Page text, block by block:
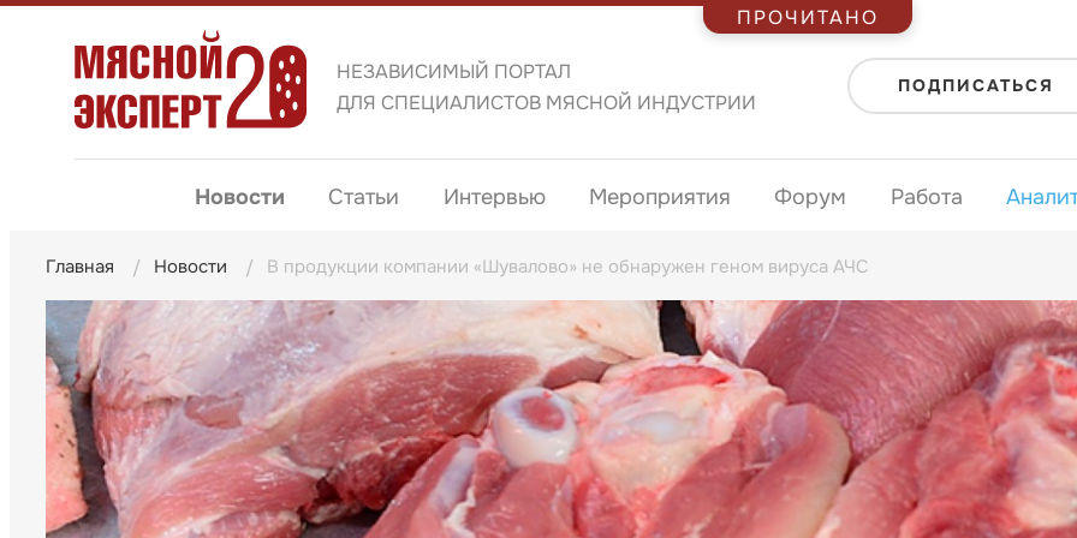
НЕЗАВИСИМЫЙ ПОРТАЛ
ДЛЯ СПЕЦИАЛИСТОВ МЯСНОЙ ИНДУСТРИИ
ПОДПИСАТЬСЯ
Новости Статьи Интервью Мероприятия Форум Работа
Главная Новости В продукции компании «Шувалово» не обнаружен геном вируса АЧС
ПРОЧИТАНО